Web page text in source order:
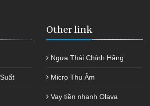
Other link
Ngựa Thái Chính Hãng
Micro Thu Âm
Vay tiền nhanh Olava